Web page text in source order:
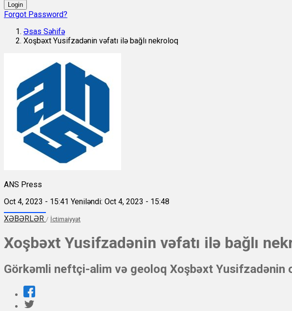
Login
Forgot Password?
Əsas Səhifə
Xoşbəxt Yusifzadənin vəfatı ilə bağlı nekroloq
ANS Press
Oct 4, 2023 - 15:41 Yeniləndi: Oct 4, 2023 - 15:48
XƏBƏRLƏR / İctimaiyyət
Xoşbəxt Yusifzadənin vəfatı ilə bağlı
Görkəmli neftçi-alim və geoloq Xoşbəxt Yusifzadənin